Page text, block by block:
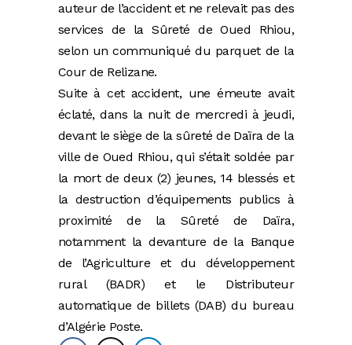
auteur de l’accident et ne relevait pas des
services de la Sûreté de Oued Rhiou,
selon un communiqué du parquet de la
Cour de Relizane.
Suite à cet accident, une émeute avait
éclaté, dans la nuit de mercredi à jeudi,
devant le siège de la sûreté de Daïra de la
ville de Oued Rhiou, qui s’était soldée par
la mort de deux (2) jeunes, 14 blessés et
la destruction d’équipements publics à
proximité de la Sûreté de Daïra,
notamment la devanture de la Banque
de l’Agriculture et du développement
rural (BADR) et le Distributeur
automatique de billets (DAB) du bureau
d’Algérie Poste.